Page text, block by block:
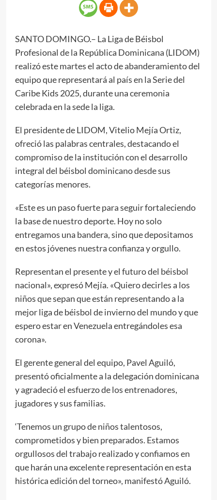
SANTO DOMINGO.– La Liga de Béisbol
Profesional de la República Dominicana (LIDOM)
realizó este martes el acto de abanderamiento del
equipo que representará al país en la Serie del
Caribe Kids 2025, durante una ceremonia
celebrada en la sede la liga.
El presidente de LIDOM, Vitelio Mejía Ortiz,
ofreció las palabras centrales, destacando el
compromiso de la institución con el desarrollo
integral del béisbol dominicano desde sus
categorías menores.
«Este es un paso fuerte para seguir fortaleciendo
la base de nuestro deporte. Hoy no solo
entregamos una bandera, sino que depositamos
en estos jóvenes nuestra confianza y orgullo.
Representan el presente y el futuro del béisbol
nacional», expresó Mejía. «Quiero decirles a los
niños que sepan que están representando a la
mejor liga de béisbol de invierno del mundo y que
espero estar en Venezuela entregándoles esa
corona».
El gerente general del equipo, Pavel Aguiló,
presentó oficialmente a la delegación dominicana
y agradeció el esfuerzo de los entrenadores,
jugadores y sus familias.
‘Tenemos un grupo de niños talentosos,
comprometidos y bien preparados. Estamos
orgullosos del trabajo realizado y confiamos en
que harán una excelente representación en esta
histórica edición del torneo», manifestó Aguiló.